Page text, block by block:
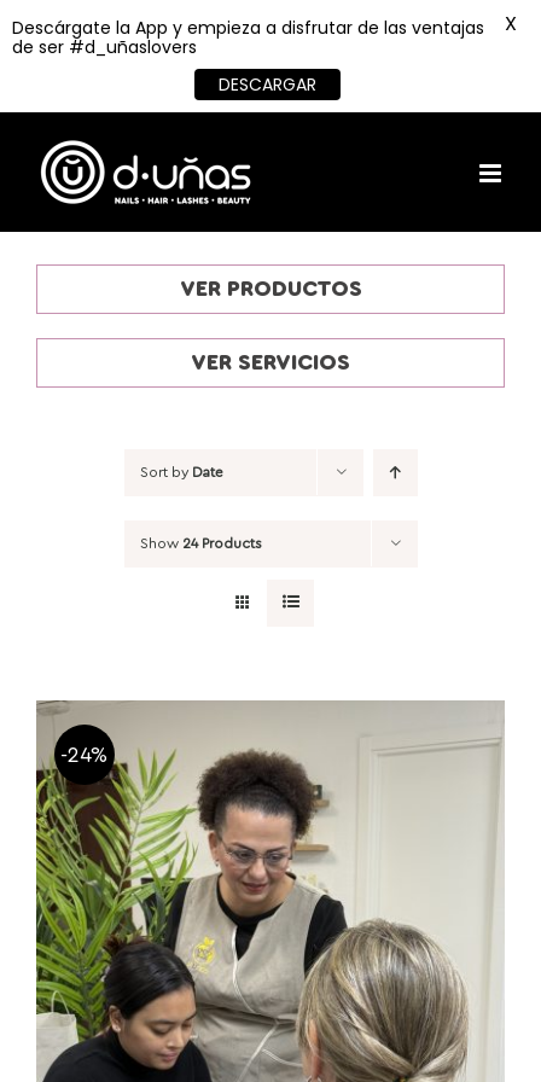
content
VER PRODUCTOS
VER SERVICIOS
Sort by Date
Show 24 Products
-24%
Descárgate la App y empieza a disfrutar de las ventajas
de ser #d_uñaslovers
DESCARGAR
X